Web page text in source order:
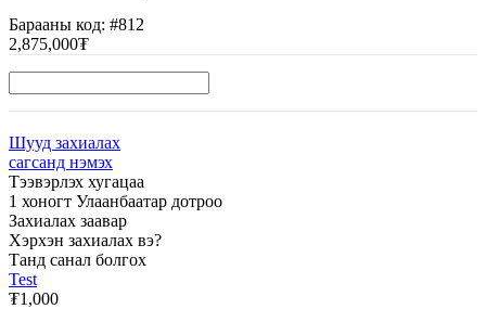
Барааны код: #812
2,875,000₮
Шууд захиалах
сагсанд нэмэх
Тээвэрлэх хугацаа
1 хоногт Улаанбаатар дотроо
Захиалах заавар
Хэрхэн захиалах вэ?
Танд санал болгох
Test
₮1,000